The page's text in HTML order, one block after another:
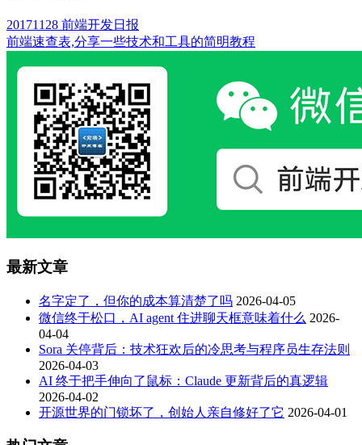
20171128 前端开发日报
前端速查表,分享一些技术和工具的简明教程
最新文章
名字定了，但你的成本算清楚了吗 2026-04-05
微信终于松口，AI agent 住进聊天框意味着什么 2026-
04-04
Sora 关停背后：技术狂欢后的冷思考与程序员生存法则
2026-04-03
AI 终于把手伸向了鼠标：Claude 更新背后的真逻辑
2026-04-02
开源世界的门锁坏了，创始人亲自修好了它 2026-04-01